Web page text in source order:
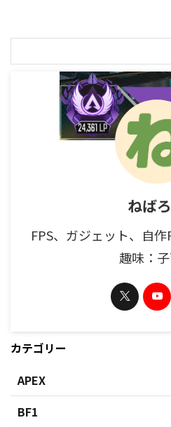
ねば
FPS、ガジェット
趣味：
カテゴリー
APEX
BF1